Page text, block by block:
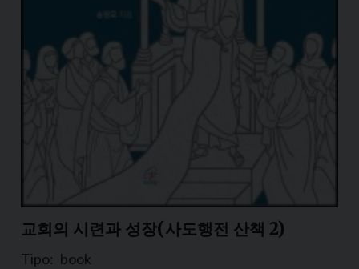
교회의 시련과 성장(사도행전 산책 2)
Tipo: book